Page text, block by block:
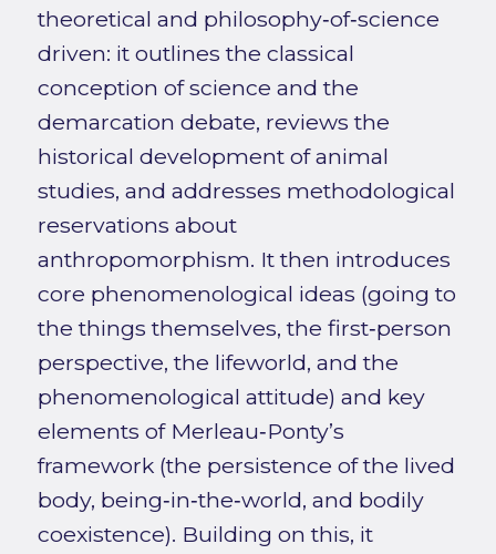
theoretical and philosophy‑of‑science
driven: it outlines the classical
conception of science and the
demarcation debate, reviews the
historical development of animal
studies, and addresses methodological
reservations about
anthropomorphism. It then introduces
core phenomenological ideas (going to
the things themselves, the first‑person
perspective, the lifeworld, and the
phenomenological attitude) and key
elements of Merleau‑Ponty’s
framework (the persistence of the lived
body, being‑in‑the‑world, and bodily
coexistence). Building on this, it